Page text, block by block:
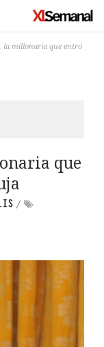
la millonaria que entró
que
/